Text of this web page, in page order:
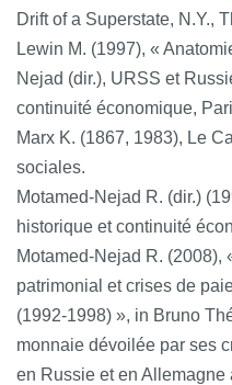
Drift of a Superstate, N.Y.,
Lewin M. (1997), «
Nejad (dir.), URSS et
continuité économique,
Marx K. (1867, 1983), Le
sociales.
Motamed-Nejad R. (dir.)
historique et continuité
Motamed-Nejad R. (2008),
patrimonial et crises de
(1992-1998) », in Bruno
monnaie dévoilée par ses
en Russie et en